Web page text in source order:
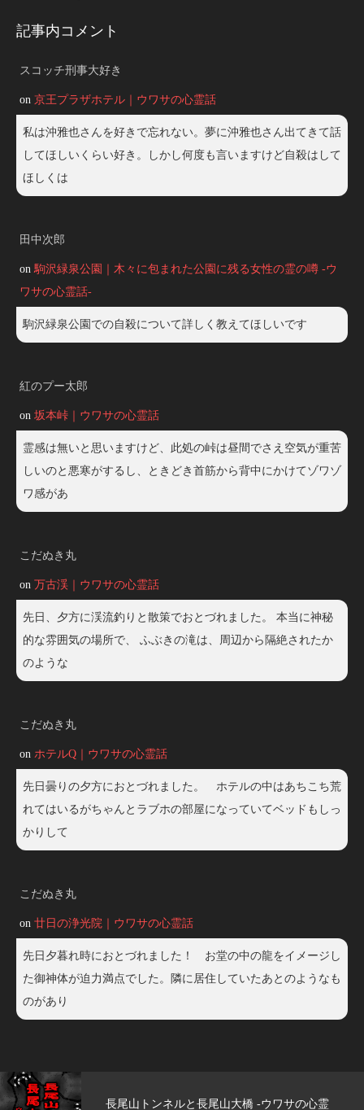
記事内コメント
スコッチ刑事大好き
on 京王プラザホテル｜ウワサの心霊話
私は沖雅也さんを好きで忘れない。夢に沖雅也さん出てきて話
してほしいくらい好き。しかし何度も言いますけど自殺はして
ほしくは
田中次郎
on 駒沢緑泉公園｜木々に包まれた公園に残る女性の霊の噂 -ウ
ワサの心霊話-
駒沢緑泉公園での自殺について詳しく教えてほしいです
紅のプー太郎
on 坂本峠｜ウワサの心霊話
霊感は無いと思いますけど、此処の峠は昼間でさえ空気が重苦
しいのと悪寒がするし、ときどき首筋から背中にかけてゾワゾ
ワ感があ
こだぬき丸
on 万古渓｜ウワサの心霊話
先日、夕方に渓流釣りと散策でおとづれました。 本当に神秘
的な雰囲気の場所で、 ふぶきの滝は、周辺から隔絶されたか
のような
こだぬき丸
on ホテルQ｜ウワサの心霊話
先日曇りの夕方におとづれました。 ホテルの中はあちこち荒
れてはいるがちゃんとラブホの部屋になっていてベッドもしっ
かりして
こだぬき丸
on 廿日の浄光院｜ウワサの心霊話
先日夕暮れ時におとづれました！ お堂の中の龍をイメージし
た御神体が迫力満点でした。隣に居住していたあとのようなも
のがあり
ンネルと長尾山大橋 -ウワサの心霊